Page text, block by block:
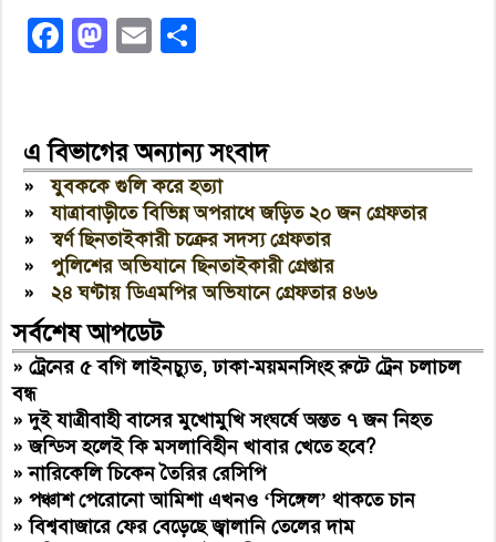
Facebook
Mastodon
Email
এ বিভাগের অন্যান্য সংবাদ
»যুবককে গুলি করে হত্যা
»যাত্রাবাড়ীতে বিভিন্ন অপরাধে জড়িত ২০ জন গ্রেফতার
»স্বর্ণ ছিনতাইকারী চক্রের সদস্য গ্রেফতার
»পুলিশের অভিযানে ছিনতাইকারী গ্রেপ্তার
»২৪ ঘণ্টায় ডিএমপির অভিযানে গ্রেফতার ৪৬৬
সর্বশেষ আপডেট
»ট্রেনের ৫ বগি লাইনচ্যুত, ঢাকা-ময়মনসিংহ রুটে ট্রেন চলাচল
বন্ধ
»দুই যাত্রীবাহী বাসের মুখোমুখি সংঘর্ষে অন্তত ৭ জন নিহত
»জন্ডিস হলেই কি মসলাবিহীন খাবার খেতে হবে?
»নারিকেলি চিকেন তৈরির রেসিপি
»পঞ্চাশ পেরোনো আমিশা এখনও ‘সিঙ্গেল’ থাকতে চান
»বিশ্ববাজারে ফের বেড়েছে জ্বালানি তেলের দাম